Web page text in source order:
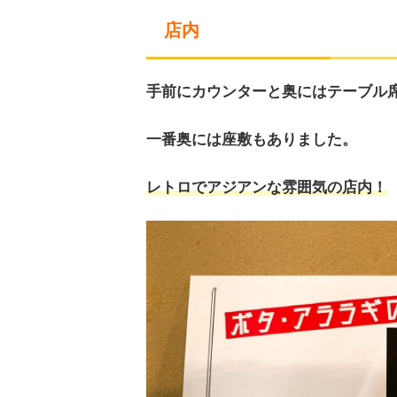
店内
手前にカウンターと奥にはテーブル
一番奥には座敷もありました。
レトロでアジアンな雰囲気の店内！